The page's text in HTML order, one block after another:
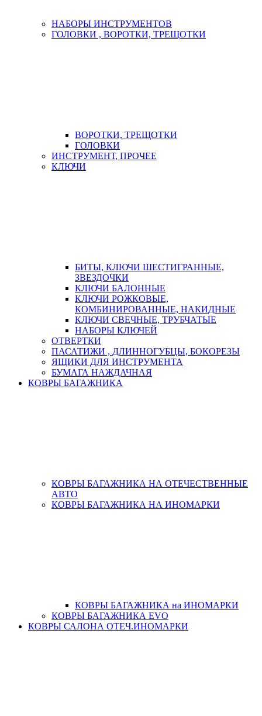
НАБОРЫ ИНСТРУМЕНТОВ
ГОЛОВКИ , ВОРОТКИ, ТРЕЩОТКИ
ВОРОТКИ, ТРЕЩОТКИ
ГОЛОВКИ
ИНСТРУМЕНТ, ПРОЧЕЕ
КЛЮЧИ
БИТЫ, КЛЮЧИ ШЕСТИГРАННЫЕ,
ЗВЕЗДОЧКИ
КЛЮЧИ БАЛОННЫЕ
КЛЮЧИ РОЖКОВЫЕ,
КОМБИНИРОВАННЫЕ, НАКИДНЫЕ
КЛЮЧИ СВЕЧНЫЕ, ТРУБЧАТЫЕ
НАБОРЫ КЛЮЧЕЙ
ОТВЕРТКИ
ПАСАТИЖИ , ДЛИННОГУБЦЫ, БОКОРЕЗЫ
ЯЩИКИ ДЛЯ ИНСТРУМЕНТА
БУМАГА НАЖДАЧНАЯ
КОВРЫ БАГАЖНИКА
КОВРЫ БАГАЖНИКА НА ОТЕЧЕСТВЕННЫЕ
АВТО
КОВРЫ БАГАЖНИКА НА ИНОМАРКИ
КОВРЫ БАГАЖНИКА на ИНОМАРКИ
КОВРЫ БАГАЖНИКА EVO
КОВРЫ САЛОНА ОТЕЧ.ИНОМАРКИ